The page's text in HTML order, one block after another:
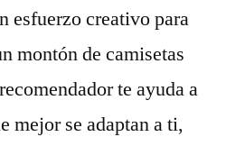
esfuerzo creativo para
montón de camisetas
te ayuda a
mejor se adaptan a ti,